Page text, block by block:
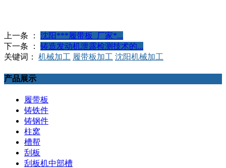
上一条 ：
沈阳***履带板_厂家*...
下一条 ：
铸造发动机泄露检测技术的...
关键词： 机械加工 履带板加工 沈阳机械加工
产品展示
履带板
铸铁件
铸钢件
柱窝
槽帮
刮板
刮板机中部槽